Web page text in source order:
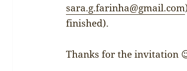
sara.g.farinha@gmail.com
finished).
Thanks for the invitation